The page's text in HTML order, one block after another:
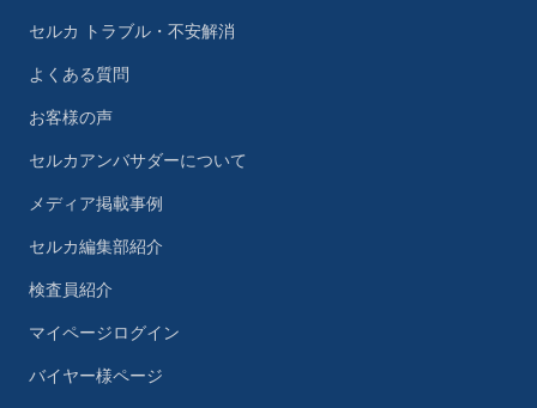
セルカ トラブル・不安解消
よくある質問
お客様の声
セルカアンバサダーについて
メディア掲載事例
セルカ編集部紹介
検査員紹介
マイページログイン
バイヤー様ページ